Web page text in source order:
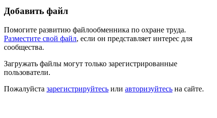
Добавить файл
Помогите развитию файлообменника по охране труда.
Разместите свой файл, если он представляет интерес для
сообщества.
Загружать файлы могут только зарегистрированные
пользователи.
Пожалуйста зарегистрируйтесь или авторизуйтесь на сайте.